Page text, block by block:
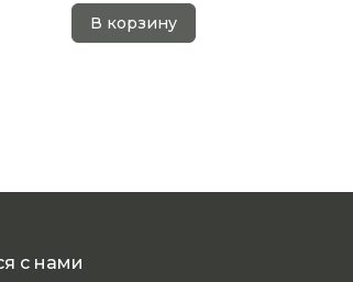
В корзину
с нами